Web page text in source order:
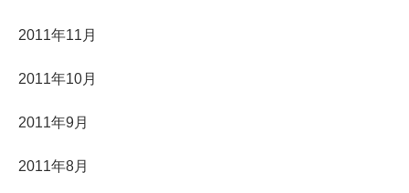
2011年11月
2011年10月
2011年9月
2011年8月